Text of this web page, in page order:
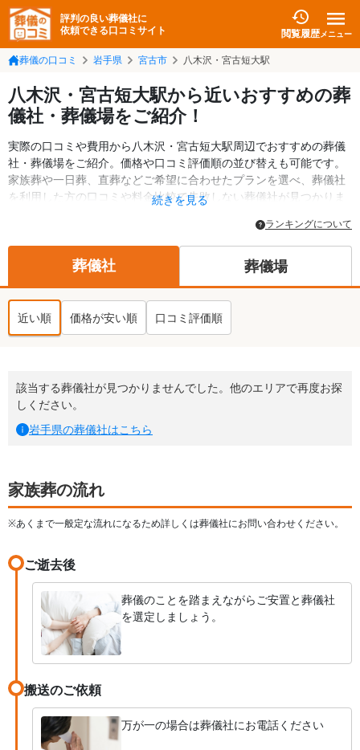
評判の良い葬儀社に
依頼できる口コミサイト
閲覧履歴メニュー
葬儀の口コミ 岩手県 宮古市 八木沢・宮古短大駅
八木沢・宮古短大駅から近いおすすめの葬
儀社・葬儀場をご紹介！
実際の口コミや費用から八木沢・宮古短大駅周辺でおすすめの葬儀
社・葬儀場をご紹介。価格や口コミ評価順の並び替えも可能です。
家族葬や一日葬、直葬などご希望に合わせたプランを選べ、葬儀社
を利用した方の口コミや料金比較で失敗しない葬儀社が見つかりま
ついての情報も掲載しています。24時間の相談受付で深夜・早朝で
も対応可能です。
続きを見る
ランキングについて
葬儀社 葬儀場
近い順 価格が安い順 口コミ評価順
該当する葬儀社が見つかりませんでした。他のエリアで再度お探
しください。
岩手県の葬儀社はこちら
家族葬の流れ
※あくまで一般定な流れになるため詳しくは葬儀社にお問い合わせください。
ご逝去後
葬儀のことを踏まえながらご安置と葬儀社
を選定しましょう。
搬送のご依頼
万が一の場合は葬儀社にお電話ください